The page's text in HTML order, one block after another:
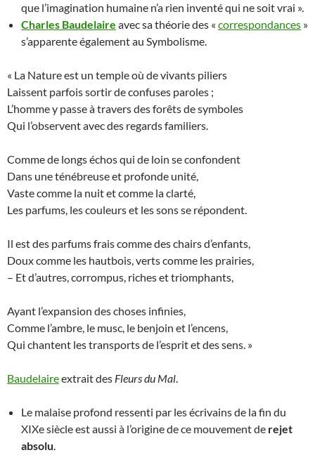
que l’imagination humaine n’a rien inventé qui ne soit vrai ».
Charles Baudelaire avec sa théorie des « correspondances »
s’apparente également au Symbolisme.
« La Nature est un temple où de vivants piliers
Laissent parfois sortir de confuses paroles ;
L’homme y passe à travers des forêts de symboles
Qui l’observent avec des regards familiers.
Comme de longs échos qui de loin se confondent
Dans une ténébreuse et profonde unité,
Vaste comme la nuit et comme la clarté,
Les parfums, les couleurs et les sons se répondent.
Il est des parfums frais comme des chairs d’enfants,
Doux comme les hautbois, verts comme les prairies,
– Et d’autres, corrompus, riches et triomphants,
Ayant l’expansion des choses infinies,
Comme l’ambre, le musc, le benjoin et l’encens,
Qui chantent les transports de l’esprit et des sens. »
Baudelaireextrait des Fleurs du Mal.
Le malaise profond ressenti par les écrivains de la fin du
XIXe siècle est aussi à l’origine de ce mouvement de rejet
absolu.